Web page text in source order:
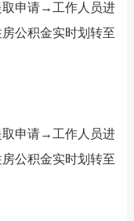
申请→工作人员进
公积金实时划转至
申请→工作人员进
公积金实时划转至